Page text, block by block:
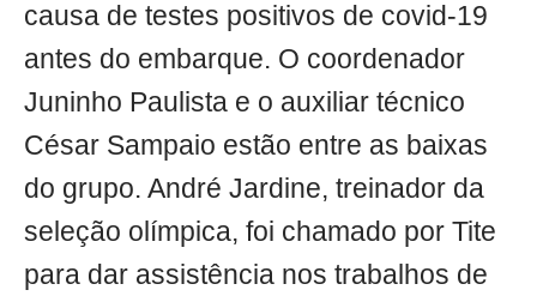
causa de testes positivos de covid-19
antes do embarque. O coordenador
Juninho Paulista e o auxiliar técnico
César Sampaio estão entre as baixas
do grupo. André Jardine, treinador da
seleção olímpica, foi chamado por Tite
para dar assistência nos trabalhos de